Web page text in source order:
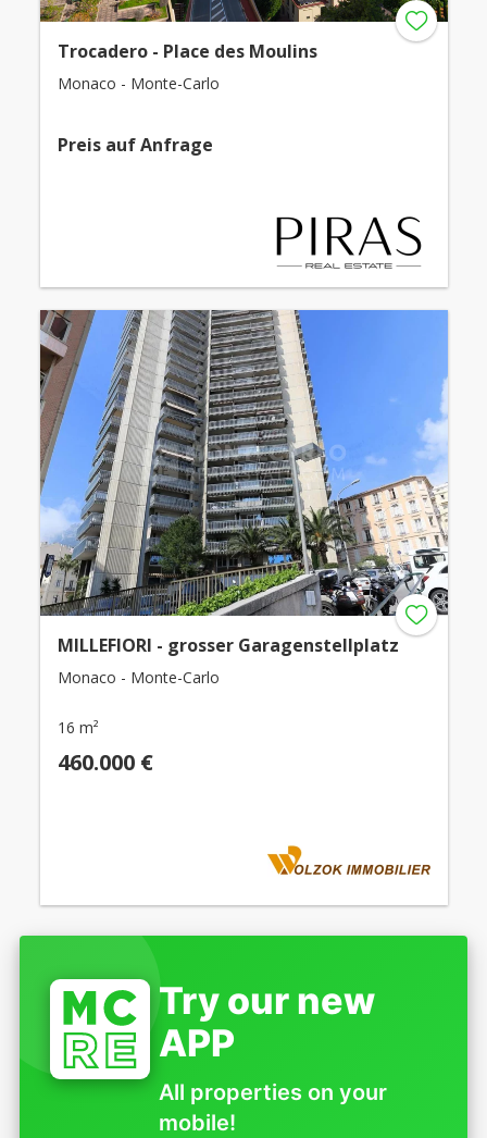
Trocadero - Place des Moulins
Monaco - Monte-Carlo
Preis auf Anfrage
MILLEFIORI - grosser Garagenstellplatz
Monaco - Monte-Carlo
16 m²
460.000 €
Try our new
APP
All properties on your
mobile!